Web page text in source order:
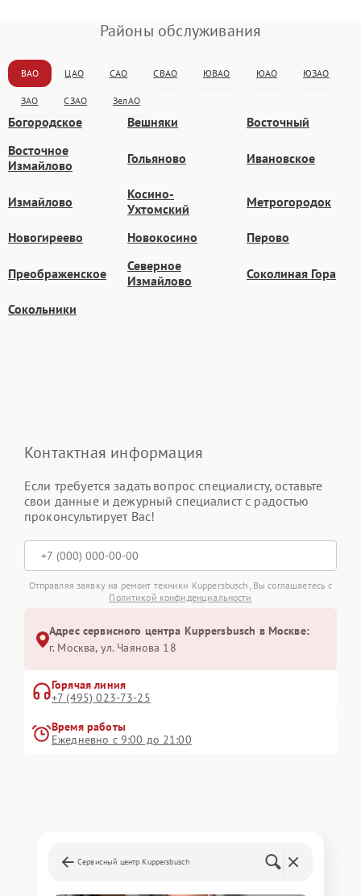
Районы обслуживания
ВАО ЦАО САО СВАО ЮВАО ЮАО ЮЗАО
ЗАО СЗАО ЗелАО
Богородское Вешняки
Восточный
Восточное
Измайлово
Гольяново Ивановское
Измайлово
Косино-
Ухтомский
Метрогородок
Новогиреево Новокосино Перово
Преображенское
Северное
Измайлово
Соколиная Гора
Сокольники
Контактная информация
Если требуется задать вопрос специалисту, оставьте
свои данные и дежурный специалист с радостью
проконсультирует Вас!
Отправляя заявку на ремонт техники Kuppersbusch, Вы соглашаетесь с
Политикой конфиденциальности
Адрес сервисного центра Kuppersbusch в Москве:
г. Москва, ул. Чаянова 18
Горячая линия
+7 (495) 023-73-25
Время работы
Ежедневно с 9:00 до 21:00
Сервисный центр Kuppersbusch